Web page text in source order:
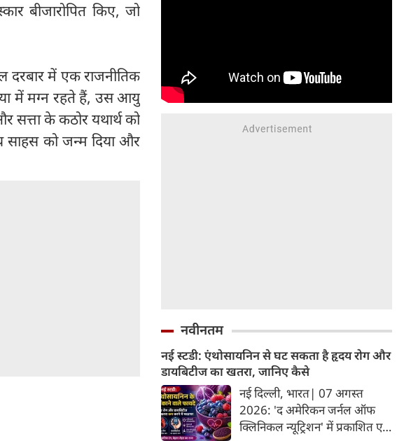
बीजारोपित किए, जो
दरबार में एक राजनीतिक
में मग्न रहते हैं, उस आयु
के कठोर यथार्थ को
साहस को जन्म दिया और
(रजिस्ट्रेशन) कराया है।
नवीनतम
नई स्टडी: एंथोसायनिन से घट सकता है हृदय रोग और
डायबिटीज का खतरा, जानिए कैसे
नई दिल्ली, भारत| 07 अगस्त
2026: 'द अमेरिकन जर्नल ऑफ
क्लिनिकल न्यूट्रिशन' में प्रकाशित एक